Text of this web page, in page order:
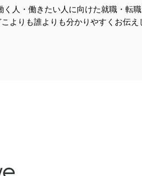
人・働きたい人に向けた就職・転
よりも誰よりも分かりやすくお伝え